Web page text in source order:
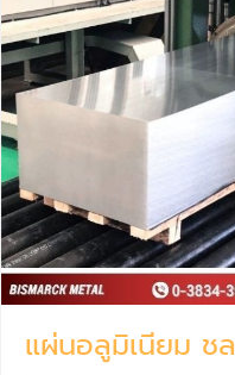
แผ่นอลูมิเนียม ชลบุรี